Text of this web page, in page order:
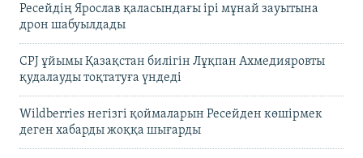
Ресейдің Ярослав қаласындағы ірі мұнай зауытына
дрон шабуылдады
CPJ ұйымы Қазақстан билігін Лұқпан Ахмедияровты
қудалауды тоқтатуға үндеді
Wildberries негізгі қоймаларын Ресейден көшірмек
деген хабарды жоққа шығарды